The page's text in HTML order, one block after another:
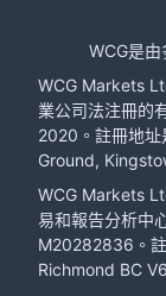
WCG是由
WCG Markets
業公司法注冊的
2020。註冊地
Ground,
WCG Markets
易和報告分析中
M20282836。
Richmond BC